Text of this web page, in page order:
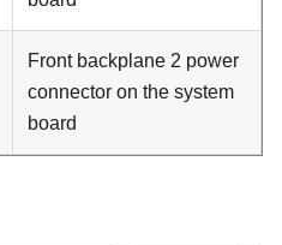
Front backplane 2 power
connector on the system
board